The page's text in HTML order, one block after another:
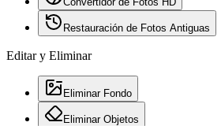
Restauración de Fotos Antiguas
Editar y Eliminar
Eliminar Fondo
Eliminar Objetos